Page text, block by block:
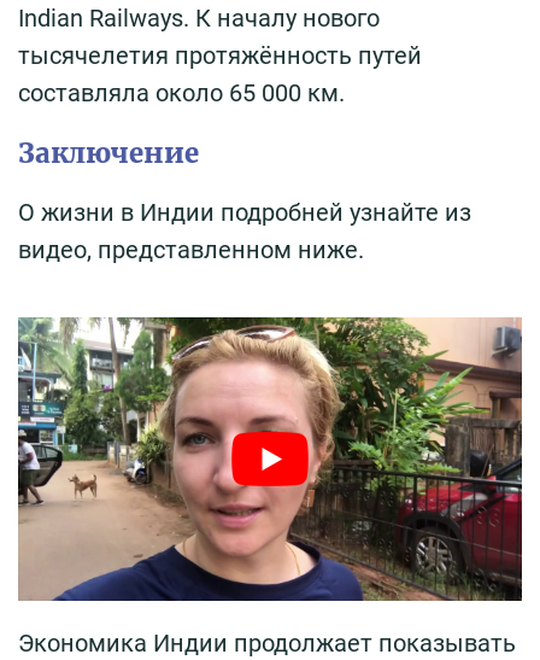
Indian Railways. К началу нового
тысячелетия протяжённость путей
составляла около 65 000 км.
Заключение
О жизни в Индии подробней узнайте из
видео, представленном ниже.
Экономика Индии продолжает показывать